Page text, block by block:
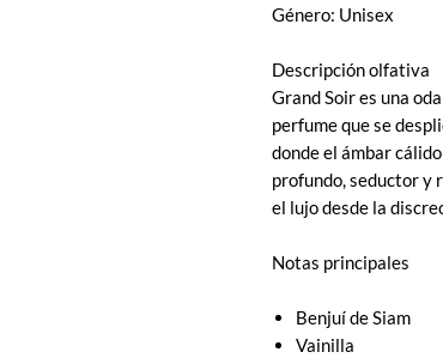
Género: Unisex
Descripción olfativa
Grand Soir es una
perfume que se
donde el ámbar
profundo, seductor y
el lujo desde la
Notas principales
Benjuí de Siam
Vainilla